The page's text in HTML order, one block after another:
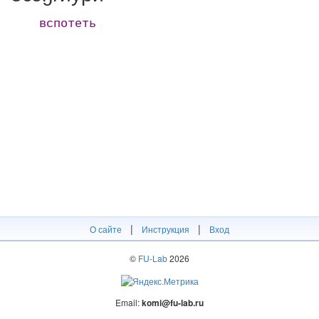
вспотеть
О сайте | Инструкция | Вход
© FU-Lab2026
Email:komi@fu-lab.ru